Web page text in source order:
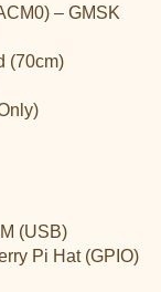
– GMSK
(70cm)
(USB)
Pi Hat (GPIO)